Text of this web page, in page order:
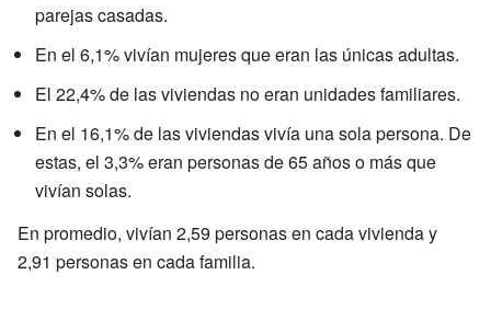
parejas casadas.
En el 6,1% vivían mujeres que eran las únicas adultas.
El 22,4% de las viviendas no eran unidades familiares.
En el 16,1% de las viviendas vivía una sola persona. De
estas, el 3,3% eran personas de 65 años o más que
vivían solas.
En promedio, vivían 2,59 personas en cada vivienda y
2,91 personas en cada familia.